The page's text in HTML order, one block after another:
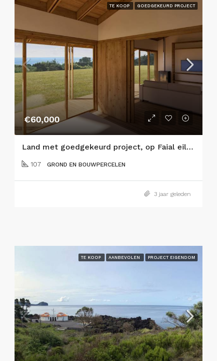
TE KOOP GOEDGEKEURD PROJECT
€60,000
Land met goedgekeurd project, op Faial eiland
107 GROND EN BOUWPERCELEN
3 jaar geleden
TE KOOP AANBEVOLEN PROJECT EIGENDOM